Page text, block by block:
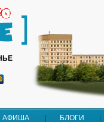
АФИША БЛОГИ